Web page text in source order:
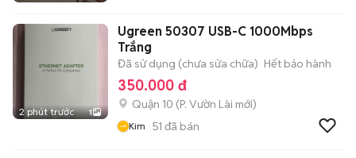
2 phút trước 1
Ugreen 50307 USB-C 1000Mbps
Trắng
Đã sử dụng (chưa sửa chữa) Hết bảo hành
350.000 đ
Quận 10 (P. Vườn Lài mới)
Kim 51 đã bán